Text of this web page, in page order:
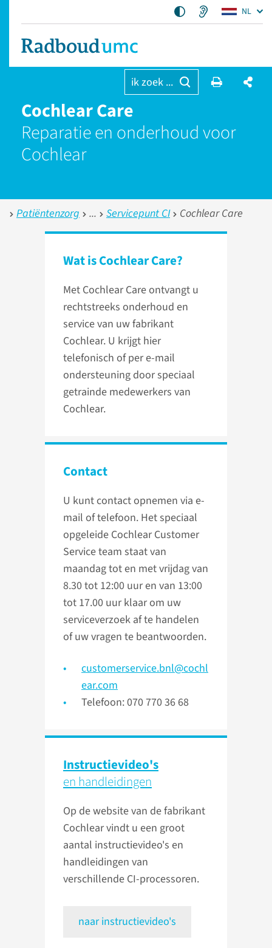
NL
ik zoek ...
Cochlear Care
Reparatie en onderhoud voor
Cochlear
Patiëntenzorg Servicepunt CI Cochlear Care
Wat is Cochlear Care?
Met Cochlear Care ontvangt u
rechtstreeks onderhoud en
service van uw fabrikant
Cochlear. U krijgt hier
telefonisch of per e-mail
ondersteuning door speciaal
getrainde medewerkers van
Cochlear.
Contact
U kunt contact opnemen via e-
mail of telefoon. Het speciaal
opgeleide Cochlear Customer
Service team staat van
maandag tot en met vrijdag van
8.30 tot 12:00 uur en van 13:00
tot 17.00 uur klaar om uw
serviceverzoek af te handelen
of uw vragen te beantwoorden.
customerservice.bnl@cochl
ear.com
Telefoon: 070 770 36 68
Instructievideo's
en handleidingen
Op de website van de fabrikant
Cochlear vindt u een groot
aantal instructievideo's en
handleidingen van
verschillende CI-processoren.
naar instructievideo's